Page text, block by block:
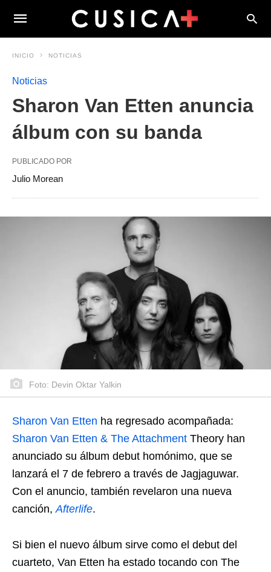
INICIO NOTICIAS
Noticias
Sharon Van Etten anuncia
álbum con su banda
PUBLICADO POR
Julio Morean
Foto: Devin Oktar Yalkin
Sharon Van Etten ha regresado acompañada:
Sharon Van Etten & The Attachment Theory han
anunciado su álbum debut homónimo, que se
lanzará el 7 de febrero a través de Jagjaguwar.
Con el anuncio, también revelaron una nueva
canción,Afterlife.
Si bien el nuevo álbum sirve como el debut del
cuarteto, Van Etten ha estado tocando con The